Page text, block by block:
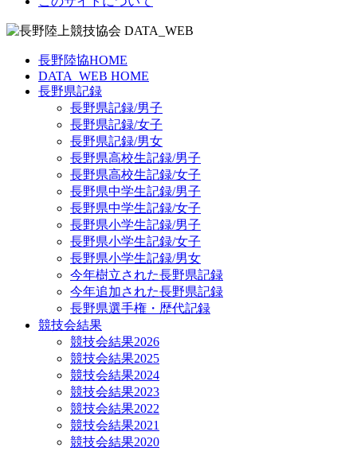
長野陸協HOME
DATA_WEB HOME
長野県記録
長野県記録/男子
長野県記録/女子
長野県記録/男女
長野県高校生記録/男子
長野県高校生記録/女子
長野県中学生記録/男子
長野県中学生記録/女子
長野県小学生記録/男子
長野県小学生記録/女子
長野県小学生記録/男女
今年樹立された長野県記録
今年追加された長野県記録
長野県選手権・歴代記録
競技会結果
競技会結果2026
競技会結果2025
競技会結果2024
競技会結果2023
競技会結果2022
競技会結果2021
競技会結果2020